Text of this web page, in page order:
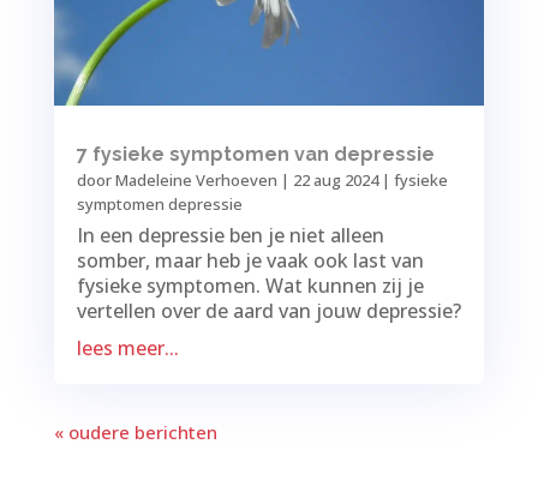
7 fysieke symptomen van depressie
doorMadeleine Verhoeven | 22 aug 2024| fysieke
symptomen depressie
In een depressie ben je niet alleen
somber, maar heb je vaak ook last van
fysieke symptomen. Wat kunnen zij je
vertellen over de aard van jouw depressie?
lees meer...
« oudere berichten